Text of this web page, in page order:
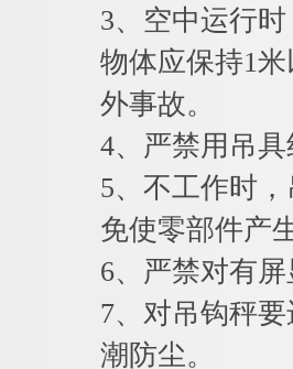
3、空中运行
物体应保持1
外事故。
4、严禁用吊
5、不工作时
免使零部件产
6、严禁对有
7、对吊钩秤
潮防尘。